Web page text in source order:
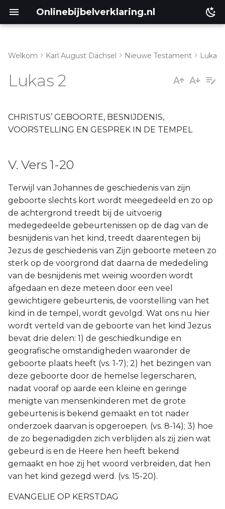
Onlinebijbelverklaring.nl
Éxodus
Numeri
Ruth
Prediker
Joël
Jona
Hábakuk
VII. Vers 41-52
Welkom Karl August Dächsel Nieuwe Testament Lukas
Lukas 2
CHRISTUS’ GEBOORTE, BESNIJDENIS,
VOORSTELLING EN GESPREK IN DE TEMPEL
V. Vers 1-20
Terwijl van Johannes de geschiedenis van zijn
geboorte slechts kort wordt meegedeeld en zo op
de achtergrond treedt bij de uitvoerig
medegedeelde gebeurtenissen op de dag van de
besnijdenis van het kind, treedt daarentegen bij
Jezus de geschiedenis van Zijn geboorte meteen zo
sterk op de voorgrond dat daarna de mededeling
van de besnijdenis met weinig woorden wordt
afgedaan en deze meteen door een veel
gewichtigere gebeurtenis, de voorstelling van het
kind in de tempel, wordt gevolgd. Wat ons nu hier
wordt verteld van de geboorte van het kind Jezus
bevat drie delen: 1) de geschiedkundige en
geografische omstandigheden waaronder de
geboorte plaats heeft (vs. 1-7); 2) het bezingen van
deze geboorte door de hemelse legerscharen,
nadat vooraf op aarde een kleine en geringe
menigte van mensenkinderen met de grote
gebeurtenis is bekend gemaakt en tot nader
onderzoek daarvan is opgeroepen. (vs. 8-14); 3) hoe
de zo begenadigden zich verblijden als zij zien wat
gebeurd is en de Heere hen heeft bekend
gemaakt en hoe zij het woord verbreiden, dat hen
van het kind gezegd werd. (vs. 15-20).
EVANGELIE OP KERSTDAG